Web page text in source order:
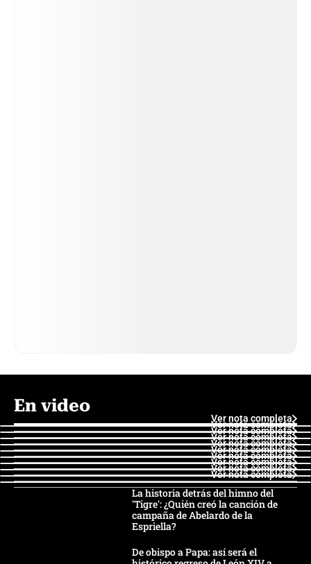
En video
Ver nota completa
Ver nota completa
Ver nota completa
Ver nota completa
Ver nota completa
Ver nota completa
Ver nota completa
Ver nota completa
Ver nota completa
Ver nota completa
La historia detrás del himno del
'Tigre': ¿Quién creó la canción de
campaña de Abelardo de la
Espriella?
De obispo a Papa: así será el